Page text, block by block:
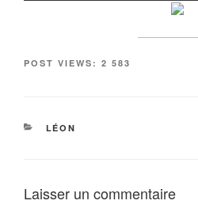
POST VIEWS: 2 583
CATÉGORIES
LÉON
Laisser un commentaire